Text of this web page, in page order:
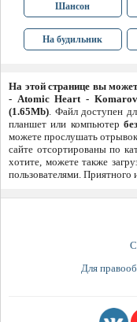
Шансон
На будильник
На этой странице вы
- Atomic Heart -
(1.65Mb). Файл доступен
планшет или компьютер
можете прослушать
сайте отсортированы по
хотите, можете также
пользователями. Приятного
Для